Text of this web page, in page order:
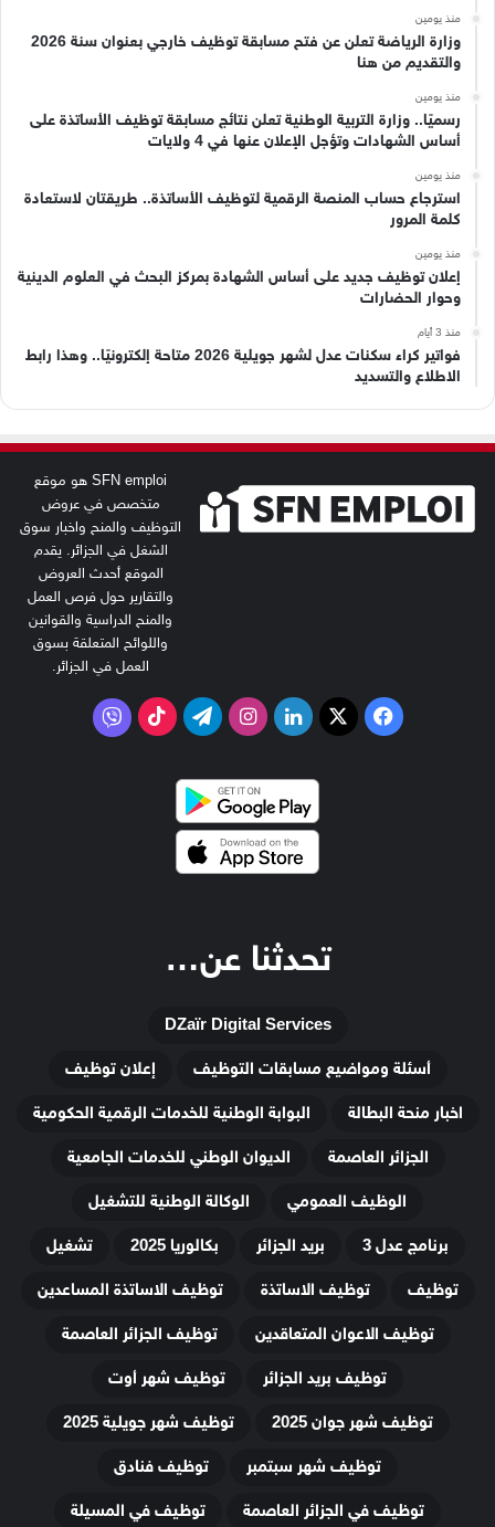
منذ يومين
وزارة الرياضة تعلن عن فتح مسابقة توظيف خارجي بعنوان سنة 2026
والتقديم من هنا
منذ يومين
رسميًا.. وزارة التربية الوطنية تعلن نتائج مسابقة توظيف الأساتذة على
أساس الشهادات وتؤجل الإعلان عنها في 4 ولايات
منذ يومين
استرجاع حساب المنصة الرقمية لتوظيف الأساتذة.. طريقتان لاستعادة
كلمة المرور
منذ يومين
إعلان توظيف جديد على أساس الشهادة بمركز البحث في العلوم الدينية
وحوار الحضارات
منذ 3 أيام
فواتير كراء سكنات عدل لشهر جويلية 2026 متاحة إلكترونيًا.. وهذا رابط
الاطلاع والتسديد
SFN emploi هو موقع
متخصص في عروض
التوظيف والمنح واخبار سوق
الشغل في الجزائر. يقدم
الموقع أحدث العروض
والتقارير حول فرص العمل
والمنح الدراسية والقوانين
واللوائح المتعلقة بسوق
العمل في الجزائر.
فيسبوك
‫X لينكدإنانستقرامتيلقرام‫TikTokفايبر
تحدثنا عن…
DZaïr Digital Services
أسئلة ومواضيع مسابقات التوظيف
إعلان توظيف
اخبار منحة البطالة
البوابة الوطنية للخدمات الرقمية الحكومية
الجزائر العاصمة
الديوان الوطني للخدمات الجامعية
الوظيف العمومي
الوكالة الوطنية للتشغيل
برنامج عدل 3
بريد الجزائر بكالوريا 2025
تشغيل
توظيف
توظيف الاساتذة
توظيف الاساتذة المساعدين
توظيف الاعوان المتعاقدين
توظيف الجزائر العاصمة
توظيف بريد الجزائر
توظيف شهر أوت
توظيف شهر جوان 2025
توظيف شهر جويلية 2025
توظيف شهر سبتمبر
توظيف فنادق
توظيف في الجزائر العاصمة
توظيف في المسيلة